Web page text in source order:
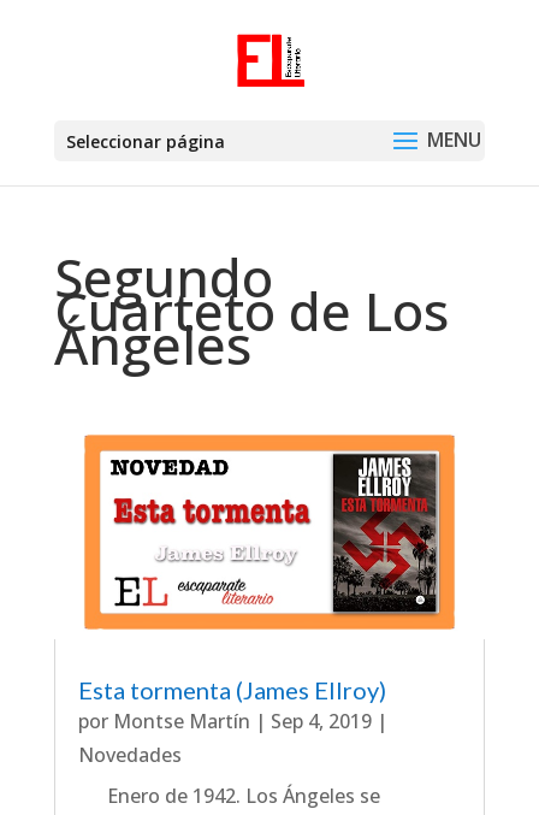
Seleccionar página
Segundo
Cuarteto de Los
Ángeles
Esta tormenta (James Ellroy)
por Montse Martín | Sep 4, 2019|
Novedades
Enero de 1942. Los Ángeles se